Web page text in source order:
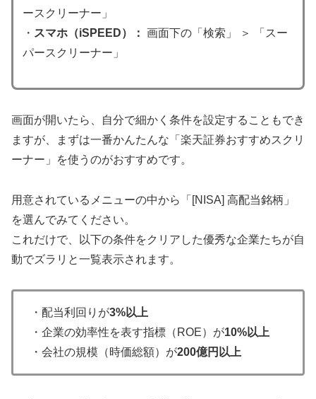
ースクリーナー」
・ スマホ（iSPEED）： 画面下の「検索」 ＞ 「スー
パースクリーナー」
画面が開いたら、自分で細かく条件を設定することもでき
ますが、まずは一番かんたんな「楽天証券おすすめスクリ
ーナー」を使うのがおすすめです。
用意されているメニューの中から「[NISA] 高配当銘柄」
を選んでみてください。
これだけで、以下の条件をクリアした優秀な企業たちが自
動でズラリと一覧表示されます。
・配当利回りが3%以上
・企業の効率性を表す指標（ROE）が10%以上
・会社の規模（時価総額）が200億円以上